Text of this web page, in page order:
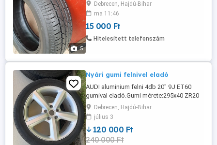
5
Debrecen, Hajdú-Bihar
ma 11:46
15 000 Ft
Hitelesített telefonszám
Nyári gumi felnivel eladó
AUDI aluminium felni 4db 20" 9J ET60
gumival eladó.Gumi mérete:295x40 ZR20
110 Y NYÁRI gumi.Profil mélység 4mm
Debrecenben átvehető 4db ára 120.000ft.
Érdeklődni:06 30 644 80 84
Debrecen, Hajdú-Bihar
július 3
120 000 Ft
240 000 Ft